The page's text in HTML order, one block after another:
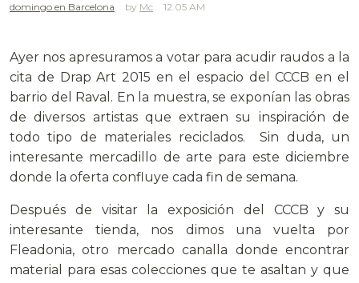
domingo en Barcelona
Mc 12.05 AM
Ayer nos apresuramos a votar para acudir raudos a la
cita de Drap Art 2015 en el espacio del CCCB en el
barrio del Raval. En la muestra, se exponían las obras
de diversos artistas que extraen su inspiración de
todo tipo de materiales reciclados. Sin duda, un
interesante mercadillo de arte para este diciembre
donde la oferta confluye cada fin de semana.
Después de visitar la exposición del CCCB y su
interesante tienda, nos dimos una vuelta por
Fleadonia, otro mercado canalla donde encontrar
material para esas colecciones que te asaltan y que